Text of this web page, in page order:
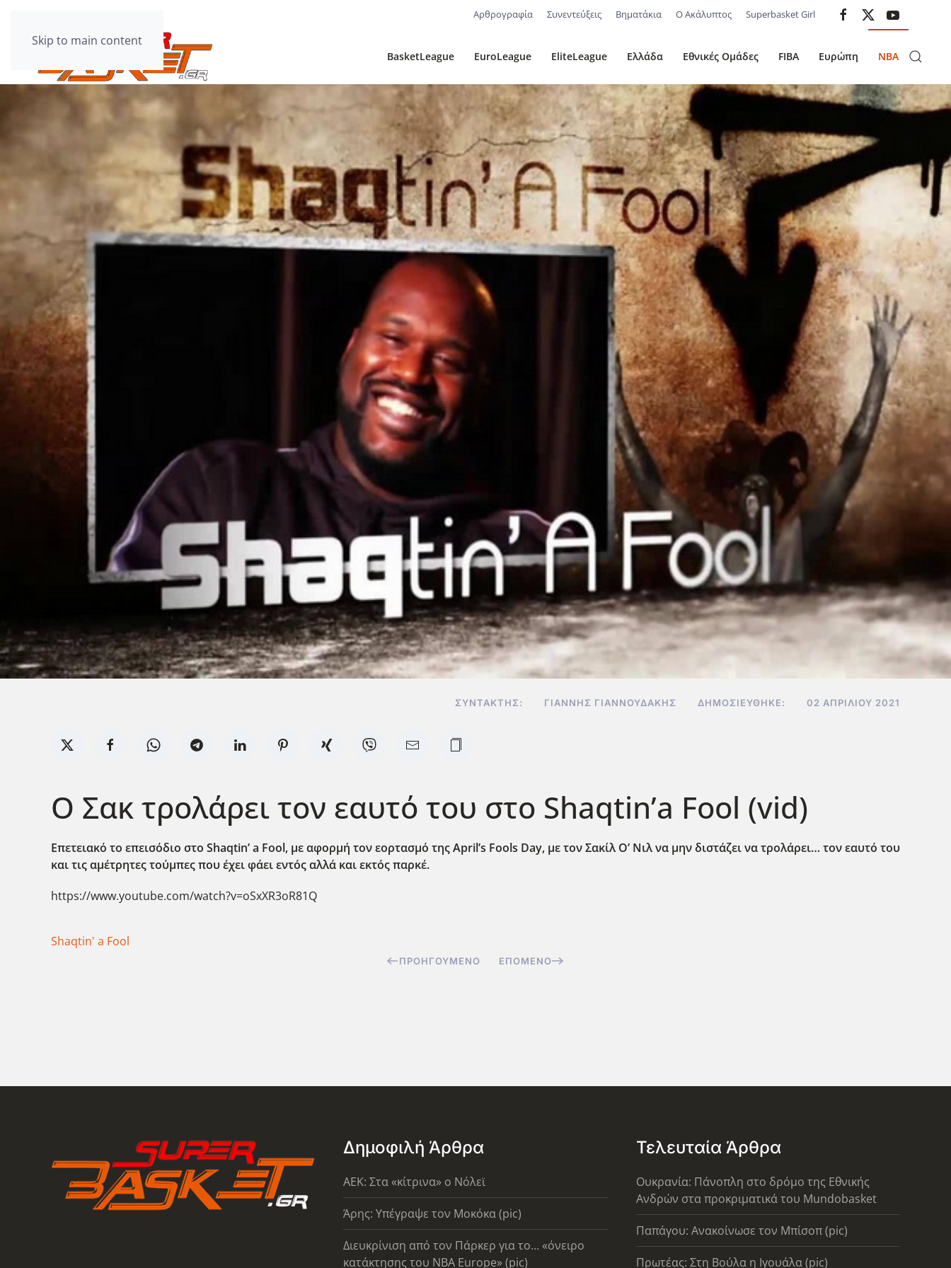
Skip to main content
Αρθρογραφία Συνεντεύξεις Βηματάκια Ο Ακάλυπτος Superbasket Girl
BasketLeague EuroLeague EliteLeague Ελλάδα Εθνικές Ομάδες FIBA Ευρώπη NBA
ΣΥΝΤΆΚΤΗΣ: ΓΙΆΝΝΗΣ ΓΙΑΝΝΟΥΔΆΚΗΣ ΔΗΜΟΣΙΕΎΘΗΚΕ: 02 ΑΠΡΙΛΊΟΥ 2021
Ο Σακ τρολάρει τον εαυτό του στο Shaqtin’a Fool (vid)
Επετειακό το επεισόδιο στο Shaqtin’ a Fool, με αφορμή τον εορτασμό της April’s Fools Day, με τον Σακίλ Ο’ Νιλ να μην διστάζει να τρολάρει… τον εαυτό του
και τις αμέτρητες τούμπες που έχει φάει εντός αλλά και εκτός παρκέ.
https://www.youtube.com/watch?v=oSxXR3oR81Q
Shaqtin' a Fool
ΠΡΟΗΓΟΎΜΕΝΟ ΕΠΌΜΕΝΟ
Δημοφιλή Άρθρα
AEK: Στα «κίτρινα» ο Νόλεϊ
Άρης: Υπέγραψε τον Μοκόκα (pic)
Διευκρίνιση από τον Πάρκερ για το... «όνειρο
κατάκτησης του ΝΒΑ Europe» (pic)
Τελευταία Άρθρα
Ουκρανία: Πάνοπλη στο δρόμο της Εθνικής
Ανδρών στα προκριματικά του Mundobasket
Παπάγου: Ανακοίνωσε τον Μπίσοπ (pic)
Πρωτέας: Στη Βούλα η Ιγουάλα (pic)